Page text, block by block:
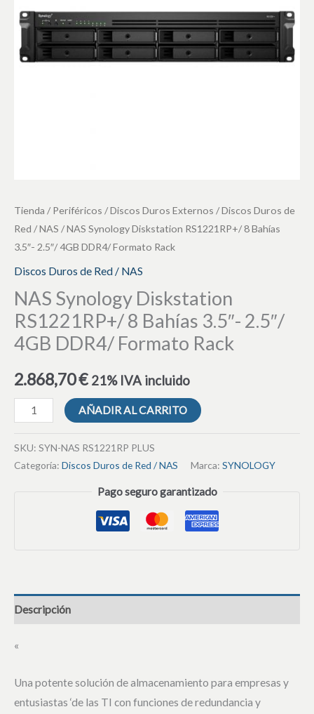
Tienda /Periféricos /Discos Duros Externos /Discos Duros de
Red / NAS / NAS Synology Diskstation RS1221RP+/ 8 Bahías
3.5″- 2.5″/ 4GB DDR4/ Formato Rack
Discos Duros de Red / NAS
NAS Synology Diskstation
RS1221RP+/ 8 Bahías 3.5″- 2.5″/
4GB DDR4/ Formato Rack
2.868,70€ 21% IVA incluido
3.5"-
4GB
AÑADIR AL CARRITO
SKU: SYN-NAS RS1221RP PLUS
Categoría: Discos Duros de Red / NAS Marca: SYNOLOGY
Pago seguro garantizado
Descripción
«
Una potente solución de almacenamiento para empresas y
entusiastas ‘de las TI con funciones de redundancia y